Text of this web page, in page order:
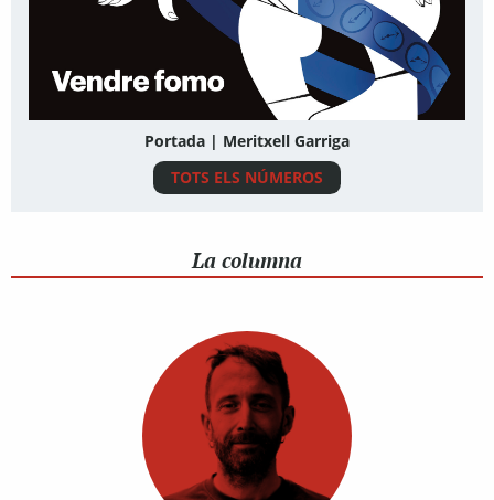
Portada | Meritxell Garriga
TOTS ELS NÚMEROS
La columna